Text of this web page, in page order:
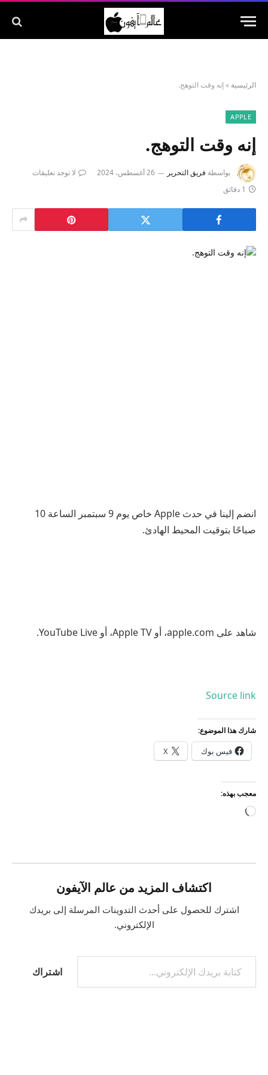
الرئيسية » إنه وقت التوهج.
APPLE
إنه وقت التوهج.
بواسطة فريق التحرير 26 أغسطس، 2024
لا توجد تعليقات
1 دقائق
انضم إلينا في حدث Apple خاص يوم 9 سبتمبر الساعة 10
صباحًا بتوقيت المحيط الهادئ.
شاهد على apple.com، أو Apple TV، أو YouTube Live.
Source link
شارك هذا الموضوع:
فيس بوك X
معجب بهذه:
جاري
اكتشاف المزيد من عالم الآيفون
اشترك للحصول على أحدث التدوينات المرسلة إلى بريدك
الإلكتروني.
كتابة بريدك الإلكتروني...
اشتراك